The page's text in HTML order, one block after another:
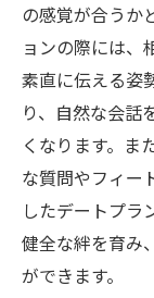
の感覚が合うか
ョンの際には、
素直に伝える姿
り、自然な会話
くなります。ま
な質問やフィー
したデートプラ
健全な絆を育み
ができます。